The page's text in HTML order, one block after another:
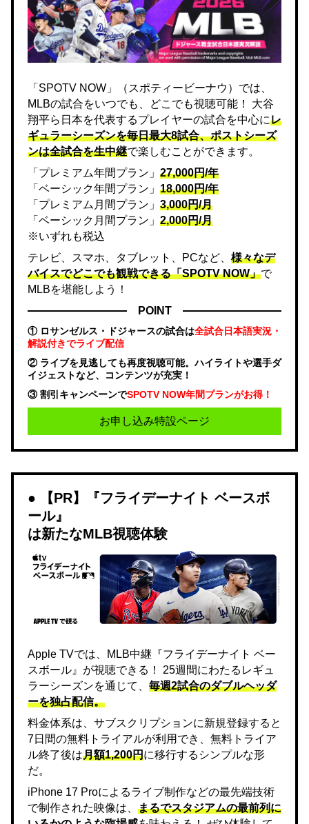
「SPOTV NOW」（スポティービーナウ）では、
MLBの試合をいつでも、どこでも視聴可能！ 大谷
翔平ら日本を代表するプレイヤーの試合を中心にレ
ギュラーシーズンを毎日最大8試合、ポストシーズ
ンは全試合を生中継で楽しむことができます。
「プレミアム年間プラン」 27,000円/年
「ベーシック年間プラン」 18,000円/年
「プレミアム月間プラン」 3,000円/月
「ベーシック月間プラン」 2,000円/月
※いずれも税込
テレビ、スマホ、タブレット、PCなど、 様々なデ
バイスでどこでも観戦できる「SPOTV NOW」で
MLBを堪能しよう！
POINT
① ロサンゼルス・ドジャースの試合は全試合日本語実況・
解説付きでライブ配信
② ライブを見逃しても再度視聴可能。ハイライトや選手ダ
イジェストなど、コンテンツが充実！
③ 割引キャンペーンでSPOTV NOW年間プランがお得！
お申し込み特設ページ
【PR】『フライデーナイト ベースボ
ール』
は新たなMLB視聴体験
Apple TVでは、MLB中継『フライデーナイト ベー
スボール』が視聴できる！ 25週間にわたるレギュ
ラーシーズンを通じて、 毎週2試合のダブルヘッダ
ーを独占配信。
料金体系は、サブスクリプションに新規登録すると
7日間の無料トライアルが利用でき、無料トライア
ル終了後は月額1,200円に移行するシンプルな形
だ。
iPhone 17 Proによるライブ制作などの最先端技術
で制作された映像は、 まるでスタジアムの最前列に